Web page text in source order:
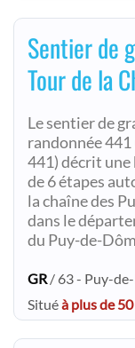
Sentier de
Tour de la
Le sentier de
randonnée 441
441) décrit une
de 6 étapes
la chaîne des
dans le
du Puy-de-
GR / 63 - Puy-
Situéà plus de